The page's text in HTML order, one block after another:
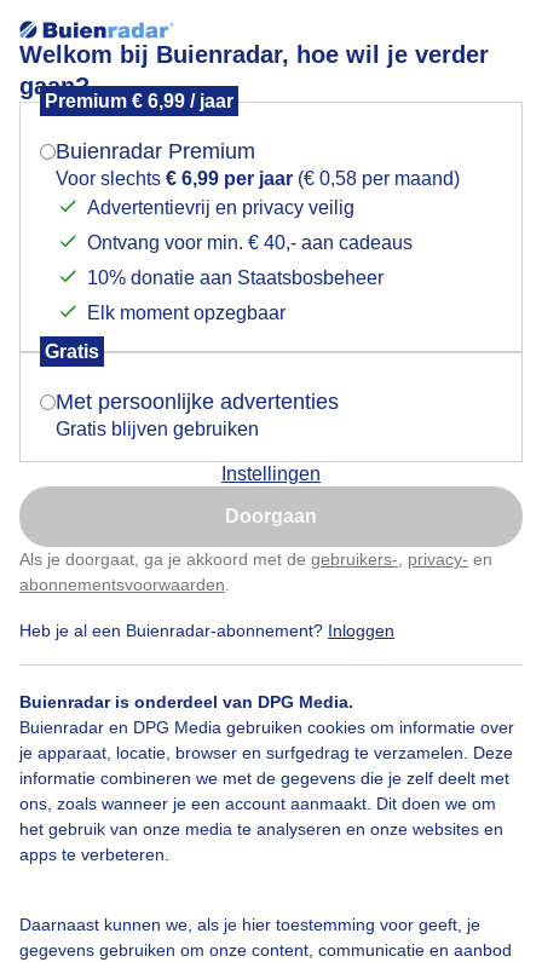
Welkom bij Buienradar, hoe wil je verder
gaan?
Premium € 6,99 / jaar
Buienradar Premium
Voor slechts € 6,99 per jaar (€ 0,58 per maand)
Advertentievrij en privacy veilig
Ontvang voor min. € 40,- aan cadeaus
10% donatie aan Staatsbosbeheer
Elk moment opzegbaar
Gratis
Met persoonlijke advertenties
Gratis blijven gebruiken
Instellingen
Doorgaan
Als je doorgaat, ga je akkoord met de gebruikers- privacy- en
abonnementsvoorwaarden
Heb je al een Buienradar-abonnement? Inloggen
Buienradar is onderdeel van DPG Media.
Buienradar en DPG Media gebruiken cookies om informatie over
je apparaat, locatie, browser en surfgedrag te verzamelen. Deze
informatie combineren we met de gegevens die je zelf deelt met
ons, zoals wanneer je een account aanmaakt. Dit doen we om
het gebruik van onze media te analyseren en onze websites en
apps te verbeteren.
Daarnaast kunnen we, als je hier toestemming voor geeft, je
gegevens gebruiken om onze content, communicatie en aanbod
Nog steeds voor een groot deel groen..
Herfst
Bekijk slideshow
Mogen we je locatie gebruiken voor het
Indien je hier nog geen akkoord op hebt gegeven,
verschijnt er zo een pop-up uit je browser waarin
Is goed, toon de popup
Nu niet, misschien later
Klik hierom dit aan te passen